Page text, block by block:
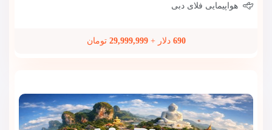
هواپیمایی فلای دبی
690 دلار +29,999,999 تومان